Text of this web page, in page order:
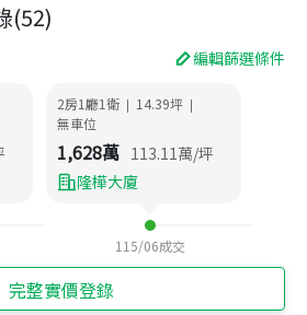
(52)
編輯篩選條件
2房1廳1衛 | 14.39坪 |
無車位
1,628萬 113.11萬/坪
隆樺大廈
115/06成交
完整實價登錄